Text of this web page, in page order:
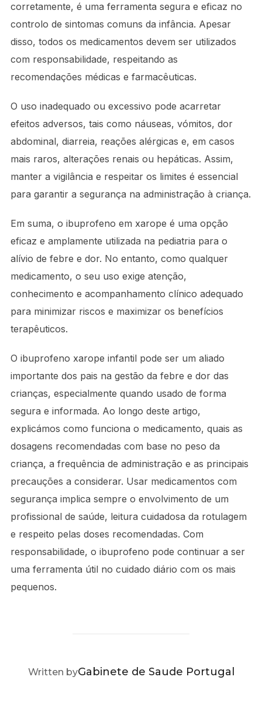
corretamente, é uma ferramenta segura e eficaz no
controlo de sintomas comuns da infância. Apesar
disso, todos os medicamentos devem ser utilizados
com responsabilidade, respeitando as
recomendações médicas e farmacêuticas.
O uso inadequado ou excessivo pode acarretar
efeitos adversos, tais como náuseas, vómitos, dor
abdominal, diarreia, reações alérgicas e, em casos
mais raros, alterações renais ou hepáticas. Assim,
manter a vigilância e respeitar os limites é essencial
para garantir a segurança na administração à criança.
Em suma, o ibuprofeno em xarope é uma opção
eficaz e amplamente utilizada na pediatria para o
alívio de febre e dor. No entanto, como qualquer
medicamento, o seu uso exige atenção,
conhecimento e acompanhamento clínico adequado
para minimizar riscos e maximizar os benefícios
terapêuticos.
O ibuprofeno xarope infantil pode ser um aliado
importante dos pais na gestão da febre e dor das
crianças, especialmente quando usado de forma
segura e informada. Ao longo deste artigo,
explicámos como funciona o medicamento, quais as
dosagens recomendadas com base no peso da
criança, a frequência de administração e as principais
precauções a considerar. Usar medicamentos com
segurança implica sempre o envolvimento de um
profissional de saúde, leitura cuidadosa da rotulagem
e respeito pelas doses recomendadas. Com
responsabilidade, o ibuprofeno pode continuar a ser
uma ferramenta útil no cuidado diário com os mais
pequenos.
POST AUTHOR
Written byGabinete de Saude Portugal